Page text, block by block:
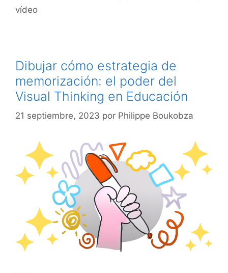
vídeo
Dibujar cómo estrategia de
memorización: el poder del
Visual Thinking en Educación
21 septiembre, 2023 por Philippe Boukobza